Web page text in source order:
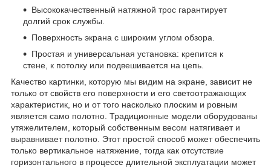
Высококачественный натяжной трос гарантирует
долгий срок службы.
Поверхность экрана с широким углом обзора.
Простая и универсальная установка: крепится к
стене, к потолку или подвешивается на цепь.
Качество картинки, которую мы видим на экране, зависит не
только от свойств его поверхности и его светоотражающих
характеристик, но и от того насколько плоским и ровным
является само полотно. Традиционные модели оборудованы
утяжелителем, который собственным весом натягивает и
выравнивает полотно. Этот простой способ может обеспечить
только вертикальное натяжение, тогда как отсутствие
горизонтального в процессе длительной эксплуатации может